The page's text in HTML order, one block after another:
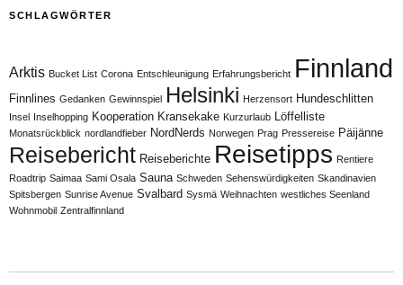
SCHLAGWÖRTER
Arktis Bucket List Corona Entschleunigung Erfahrungsbericht Finnland
Finnlines Gedanken Gewinnspiel Helsinki Herzensort Hundeschlitten
Insel Inselhopping Kooperation Kransekake Kurzurlaub Löffelliste
Monatsrückblick nordlandfieber NordNerds Norwegen Prag Pressereise Päijänne
Reisebericht Reiseberichte Reisetipps Rentiere
Roadtrip Saimaa Sami Osala Sauna Schweden Sehenswürdigkeiten Skandinavien
Spitsbergen Sunrise Avenue Svalbard Sysmä Weihnachten westliches Seenland
Wohnmobil Zentralfinnland